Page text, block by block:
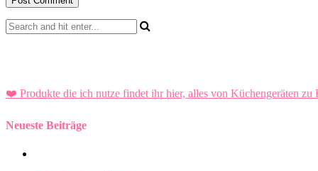
❤️ Produkte die ich nutze findet ihr hier, alles von Küchengeräten zu
Neueste Beiträge